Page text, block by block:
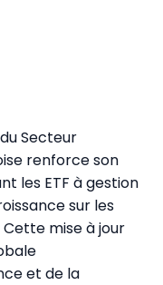
Secteur
renforce son
les ETF à gestion
sur les
mise à jour
et de la